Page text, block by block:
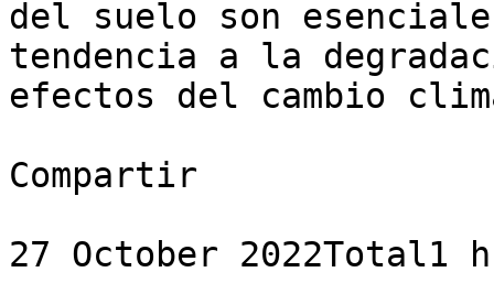
del suelo son
tendencia a la
efectos del cambio
Compartir
27 October 2022Total1